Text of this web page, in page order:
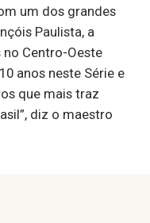
um dos grandes
Paulista, a
Centro-Oeste
anos neste Série e
que mais traz
diz o maestro